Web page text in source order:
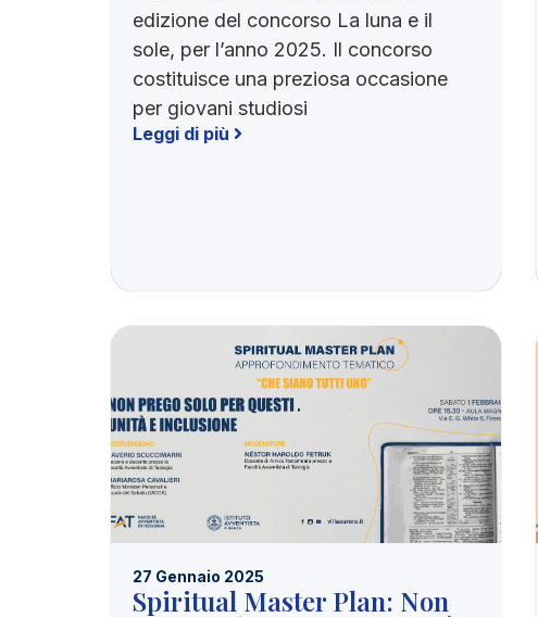
edizione del concorso La luna e il
sole, per l’anno 2025. Il concorso
costituisce una preziosa occasione
per giovani studiosi
Leggi di più
27 Gennaio 2025
Spiritual Master Plan: Non